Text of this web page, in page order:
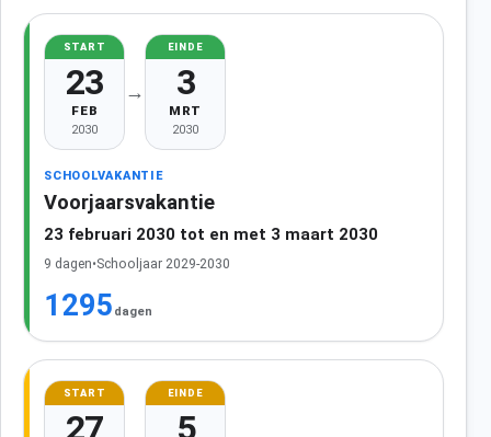
START
23
FEB
2030
→
EINDE
3
MRT
2030
SCHOOLVAKANTIE
Voorjaarsvakantie
23 februari 2030 tot en met 3 maart 2030
9 dagen•Schooljaar 2029-2030
1295 dagen
START
27
EINDE
5